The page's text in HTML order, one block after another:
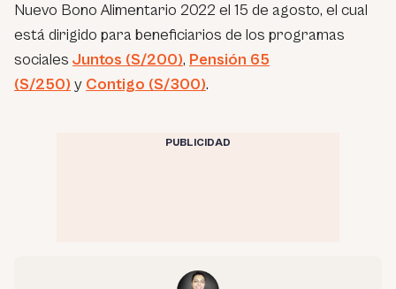
Nuevo Bono Alimentario 2022 el 15 de agosto, el cual
está dirigido para beneficiarios de los programas
sociales Juntos (S/200), Pensión 65
(S/250) y Contigo (S/300).
PUBLICIDAD